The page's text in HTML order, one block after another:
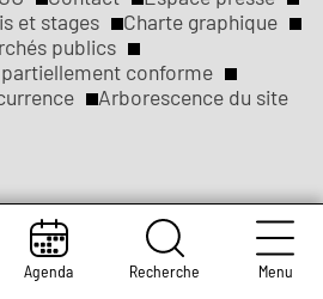
Agenda Recherche Menu
la
ville
de
la
ville
de
Rouen
la
ville
de
Rouen
la
ville
de
Rouen
et stages
Charte graphique
publics
conforme
Arborescence du site